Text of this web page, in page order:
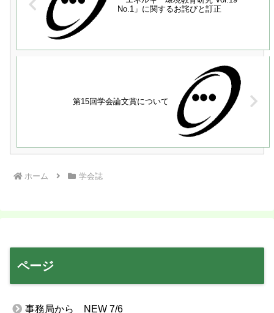
No.1」に関するお詫びと訂正
第15回学会論文賞について
ホーム 学会誌
ページ
事務局から NEW 7/6